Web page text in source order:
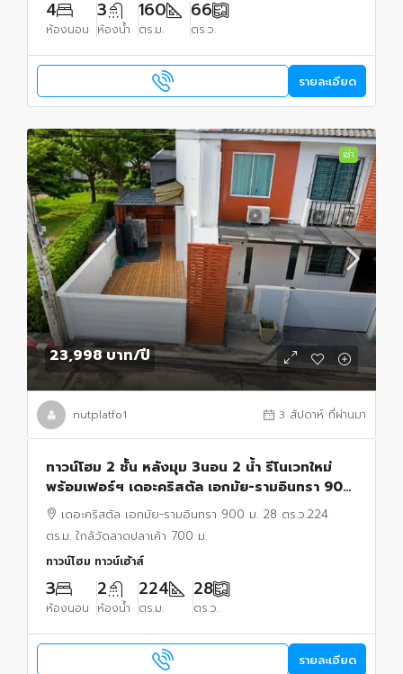
4
ห้องนอน
3
ห้องน้ำ
160
ตร.ม.
66
ตร.ว.
รายละเอียด
เช่า
23,998 บาท/ปี
nutplatfo1 3 สัปดาห์ ที่ผ่านมา
ทาวน์โฮม 2 ชั้น หลังมุม 3นอน 2 น้ำ รีโนเวทใหม่
พร้อมเฟอร์ฯ เดอะคริสตัล เอกมัย-รามอินทรา 900
ม. 28 ตร.ว.224 ตร.ม. ใกล้วัดลาดปลาเค้า 700 ม.
เดอะคริสตัล เอกมัย-รามอินทรา 900 ม. 28 ตร.ว.224
ตร.ม. ใกล้วัดลาดปลาเค้า 700 ม.
ทาวน์โฮม ทาวน์เฮ้าส์
3
ห้องนอน
2
ห้องน้ำ
224
ตร.ม.
28
ตร.ว.
รายละเอียด